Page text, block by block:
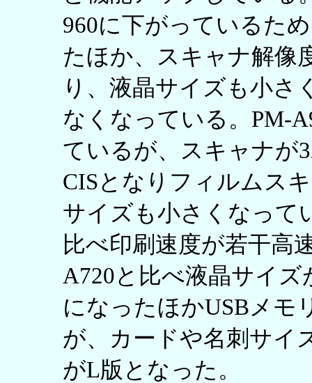
960に下がっているた
たほか、スキャナ解像
り、液晶サイズも小さ
なくなっている。PM-
ているが、スキャナが
CISとなりフィルムス
サイズも小さくなって
比べ印刷速度が若干高
A720と比べ液晶サイ
になったほかUSBメモ
が、カードや名刺サイ
がL版となった。